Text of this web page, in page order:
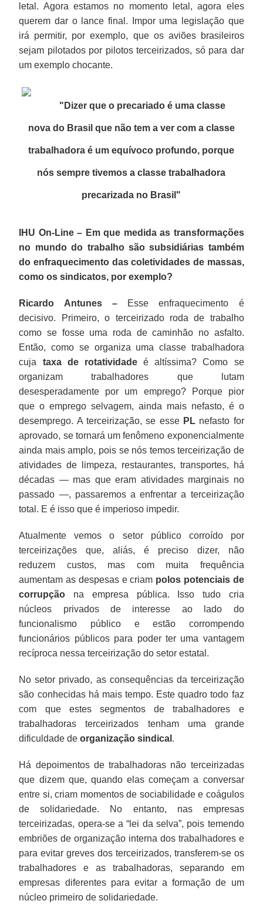
letal. Agora estamos no momento letal, agora eles
querem dar o lance final. Impor uma legislação que
irá permitir, por exemplo, que os aviões brasileiros
sejam pilotados por pilotos terceirizados, só para dar
um exemplo chocante.
"Dizer que o precariado é uma classe
nova do Brasil que não tem a ver com a classe
trabalhadora é um equívoco profundo, porque
nós sempre tivemos a classe trabalhadora
precarizada no Brasil "
IHU On-Line – Em que medida as transformações
no mundo do trabalho são subsidiárias também
do enfraquecimento das coletividades de massas,
como os sindicatos, por exemplo?
Ricardo Antunes –Esse enfraquecimento é
decisivo. Primeiro, o terceirizado roda de trabalho
como se fosse uma roda de caminhão no asfalto.
Então, como se organiza uma classe trabalhadora
cuja taxa de rotatividadeé altíssima? Como se
organizam trabalhadores que lutam
desesperadamente por um emprego? Porque pior
que o emprego selvagem, ainda mais nefasto, é o
desemprego. A terceirização, se esse PLnefasto for
aprovado, se tornará um fenômeno exponencialmente
ainda mais amplo, pois se nós temos terceirização de
atividades de limpeza, restaurantes, transportes, há
décadas — mas que eram atividades marginais no
passado —, passaremos a enfrentar a terceirização
total. E é isso que é imperioso impedir.
Atualmente vemos o setor público corroído por
terceirizações que, aliás, é preciso dizer, não
reduzem custos, mas com muita frequência
aumentam as despesas e criam polos potenciais de
corrupção na empresa pública. Isso tudo cria
núcleos privados de interesse ao lado do
funcionalismo público e estão corrompendo
funcionários públicos para poder ter uma vantagem
recíproca nessa terceirização do setor estatal.
No setor privado, as consequências da terceirização
são conhecidas há mais tempo. Este quadro todo faz
com que estes segmentos de trabalhadores e
trabalhadoras terceirizados tenham uma grande
dificuldade deorganização sindical .
Há depoimentos de trabalhadoras não terceirizadas
que dizem que, quando elas começam a conversar
entre si, criam momentos de sociabilidade e coágulos
de solidariedade. No entanto, nas empresas
terceirizadas, opera-se a “lei da selva”, pois temendo
embriões de organização interna dos trabalhadores e
para evitar greves dos terceirizados, transferem-se os
trabalhadores e as trabalhadoras, separando em
empresas diferentes para evitar a formação de um
núcleo primeiro de solidariedade.